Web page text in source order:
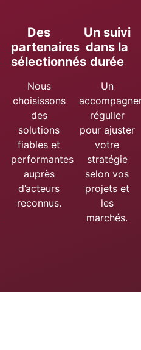
Des
partenaires
sélectionnés
Nous
choisissons
des
solutions
fiables et
performantes
auprès
d’acteurs
reconnus.
Un suivi
dans la
durée
Un
régulier
pour ajuster
votre
stratégie
selon vos
projets et
les
marchés.